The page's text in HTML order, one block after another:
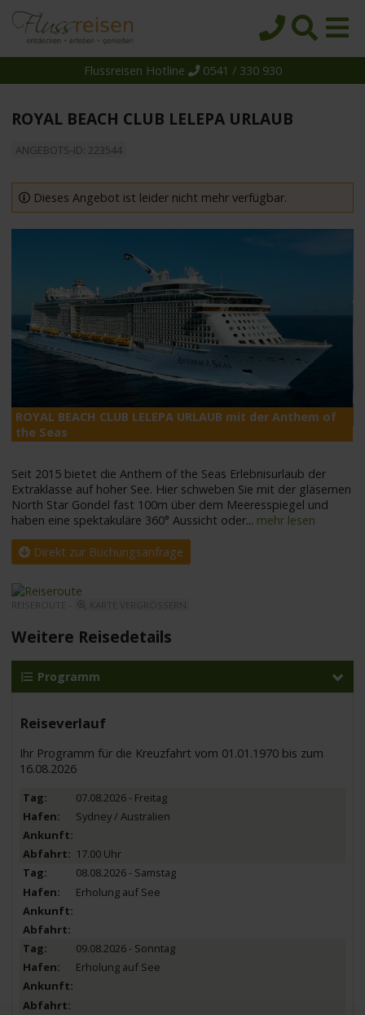
Reedereien
Schiffe
Wissen
Suche
Flussreisen Hotline 0541 / 330 930
ROYAL BEACH CLUB LELEPA URLAUB
ANGEBOTS-ID: 223544
Dieses Angebot ist leider nicht mehr verfügbar.
ROYAL BEACH CLUB LELEPA URLAUB mit der Anthem of
the Seas
Seit 2015 bietet die Anthem of the Seas Erlebnisurlaub der
Extraklasse auf hoher See. Hier schweben Sie mit der gläsernen
North Star Gondel fast 100m über dem Meeresspiegel und
haben eine spektakuläre 360° Aussicht oder... mehr lesen
Direkt zur Buchungsanfrage
REISEROUTE -
Weitere Reisedetails
Programm
Reiseverlauf
Ihr Programm für die Kreuzfahrt vom 01.01.1970 bis zum
16.08.2026
07.08.2026 - Freitag
Sydney / Australien
17.00 Uhr
08.08.2026 - Samstag
Erholung auf See
09.08.2026 - Sonntag
Erholung auf See